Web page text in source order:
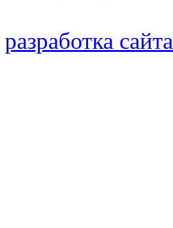
разработка сайта